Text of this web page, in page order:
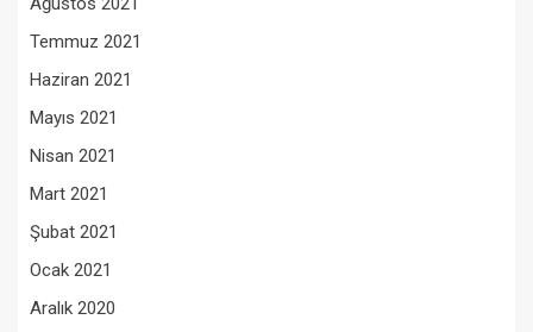
Temmuz 2021
Haziran 2021
Mayıs 2021
Nisan 2021
Mart 2021
Şubat 2021
Ocak 2021
Aralık 2020